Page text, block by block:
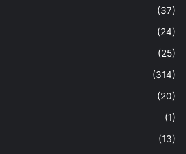
(37)
(24)
(25)
(314)
(20)
(1)
(13)